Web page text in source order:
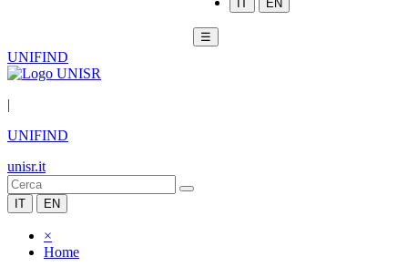
IT EN
☰
UNIFIND
|
UNIFIND
unisr.it
IT EN
×
Home